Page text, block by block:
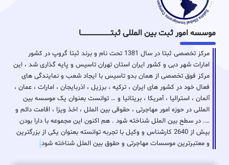
موسسه امور ثبت بین المللی ثبتـــــــــــــــــــــــــــــا
مرکز تخصصی ثبتا در سال 1381 تحت نام و برند ثبتا گروپ در کشور
امارات شهر دبی و کشور ایران استان تهران تاسیس و پایه گذاری شد ، این
مرکز فوق تخصصی از همان بدو تاسیس با ایجاد شعب و نمایندگی های
فعال خود در کشور های ایران ، ترکیه ، برزیل ، اذربایجان ، امارات ، عمان ،
آلمان ، استرالیا ، آمریکا ، بریتانیا و … توانست بعنوان یک موسسه بین
المللی در حوزه امور مهاجرتی ، حقوقی بین الملل ، اخذ ویزا ، اقامت دائم و
…. در سطح بین الملل شناخته شود . هم اکنون این مجموعه با دارا بودن
بیش از 2640 کارشناس و وکیل با تجربه توانسته بعنوان یکی از بزرگترین
و معتبرترین موسسات مهاجرتی و حقوق بین الملل شناخته شود.